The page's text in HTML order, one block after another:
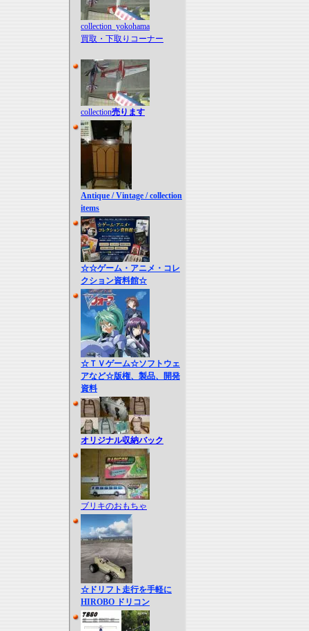
collection_yokohama
買取・下取りコーナー
collection売ります
Antique / Vintage / collection
items
☆☆ゲーム・アニメ・コレ
クション資料館☆
☆ＴＶゲーム☆ソフトウェ
アなど☆版権、製品、開発
資料
オリジナル収納バック
ブリキのおもちゃ
☆ドリフト走行を手軽に
HIROBO ドリコン